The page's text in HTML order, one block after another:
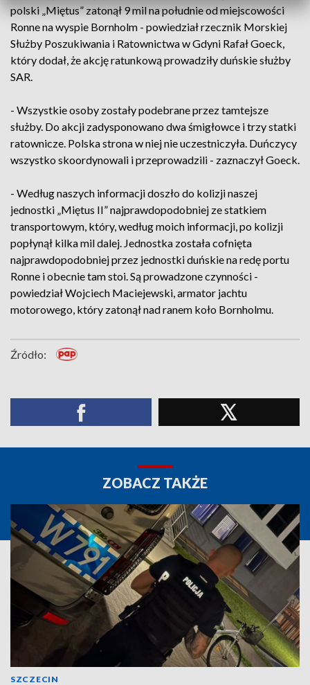
polski „Miętus” zatonął 9 mil na południe od miejscowości
Ronne na wyspie Bornholm - powiedział rzecznik Morskiej
Służby Poszukiwania i Ratownictwa w Gdyni Rafał Goeck,
który dodał, że akcję ratunkową prowadziły duńskie służby
SAR.
- Wszystkie osoby zostały podebrane przez tamtejsze
służby. Do akcji zadysponowano dwa śmigłowce i trzy statki
ratownicze. Polska strona w niej nie uczestniczyła. Duńczycy
wszystko skoordynowali i przeprowadzili - zaznaczył Goeck.
- Według naszych informacji doszło do kolizji naszej
jednostki „Miętus II” najprawdopodobniej ze statkiem
transportowym, który, według moich informacji, po kolizji
popłynął kilka mil dalej. Jednostka została cofnięta
najprawdopodobniej przez jednostki duńskie na redę portu
Ronne i obecnie tam stoi. Są prowadzone czynności -
powiedział Wojciech Maciejewski, armator jachtu
motorowego, który zatonął nad ranem koło Bornholmu.
Źródło:
ZOBACZ TAKŻE
SZCZECIN